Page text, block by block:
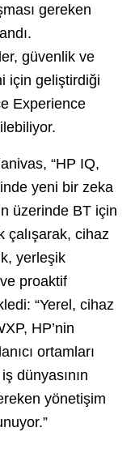
gereken
güvenlik ve
için geliştirdiği
Experience
“HP IQ,
yeni bir zeka
üzerinde BT için
çalışarak, cihaz
yerleşik
proaktif
“Yerel, cihaz
HP’nin
ortamları
dünyasının
yönetişim